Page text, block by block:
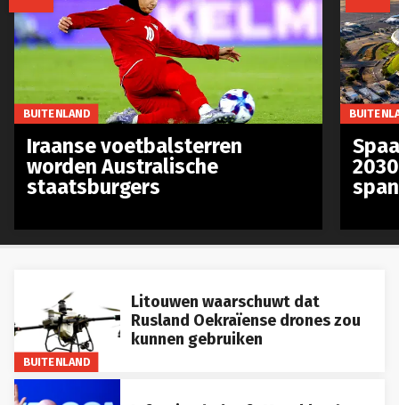
BUITENLAND
Rusland Oekraïense drones zou
kunnen gebruiken
BUITENLAND
Iraanse voetbalsterren
worden Australische
staatsburgers